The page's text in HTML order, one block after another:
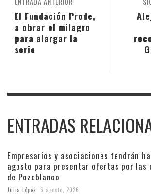
El Fundación Prode,
a obrar el milagro
para alargar la
serie
ENTRADAS
Empresarios y asociaciones tendrán
agosto para presentar ofertas por las
de Pozoblanco
Julia López 6 agosto, 2026